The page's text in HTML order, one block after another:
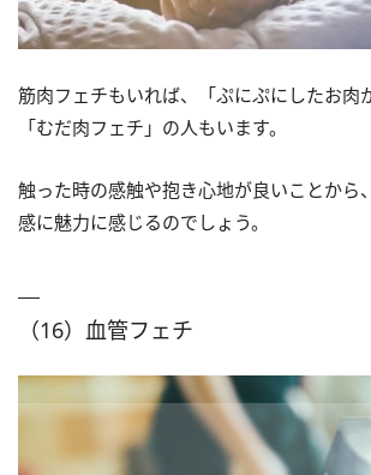
筋肉フェチもいれば、「ぷにぷにしたお肉
「むだ肉フェチ」の人もいます。
触った時の感触や抱き心地が良いことから
感に魅力に感じるのでしょう。
（16）血管フェチ